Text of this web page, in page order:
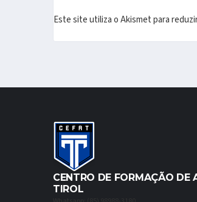
Este site utiliza o Akismet para
CENTRO DE FORMAÇÃO DE
TIROL